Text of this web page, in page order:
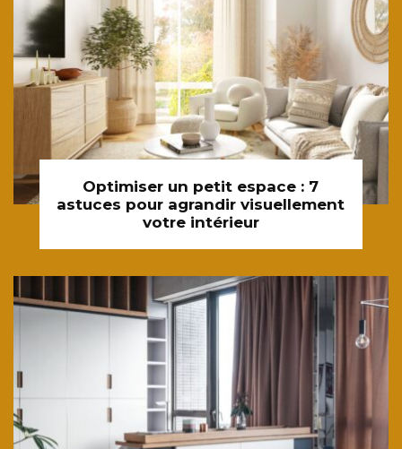
Optimiser un petit espace : 7
astuces pour agrandir visuellement
votre intérieur